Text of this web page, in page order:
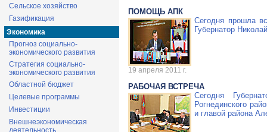
Сельское хозяйство
Газификация
Экономика
Прогноз социально-
экономического развития
Стратегия социально-
экономического развития
Областной бюджет
Целевые программы
Инвестиции
Внешнеэкономическая
деятельность
ПОМОЩЬ АПК
Сегодня прошла
Губернатор
19 апреля 2011 г.
РАБОЧАЯ ВСТРЕЧА
Сегодня
Рогнединского
и главой района